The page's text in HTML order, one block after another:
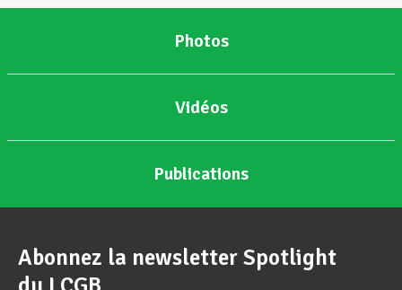
Devenir Membre
Actualités
Photos
Vidéos
Publications
Abonnez la newsletter Spotlight